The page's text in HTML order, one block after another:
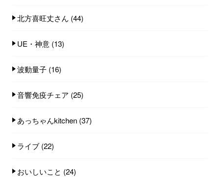
北方喜旺丈さん (44)
UE・神意 (13)
波動量子 (16)
音響免疫チェア (25)
あっちゃんkitchen (37)
ライブ (22)
おいしいこと (24)